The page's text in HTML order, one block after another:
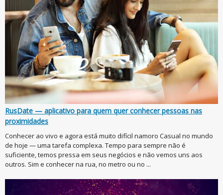
RusDate — aplicativo para quem quer conhecer pessoas nas
proximidades
Conhecer ao vivo e agora está muito difícil namoro Casual no mundo
de hoje — uma tarefa complexa. Tempo para sempre não é
suficiente, temos pressa em seus negócios e não vemos uns aos
outros. Sim e conhecer na rua, no metro ou no ...